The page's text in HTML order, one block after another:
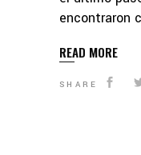
encontraron
READ MORE
SHARE